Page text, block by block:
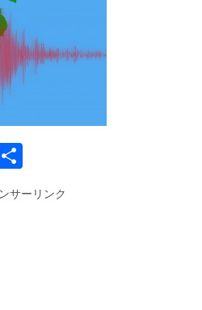
Email
サーリンク